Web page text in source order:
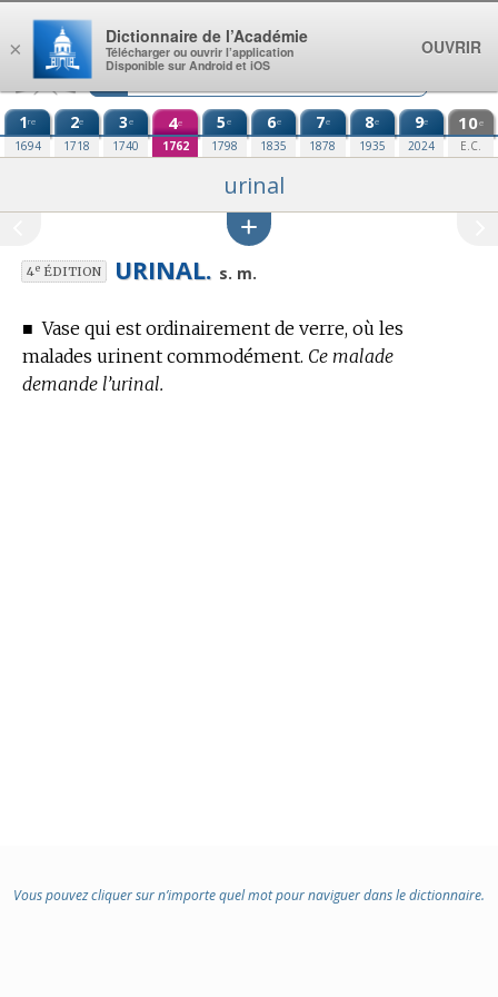
Aller au contenu
1re
1694
2e
1718
3e
1740
4e
1762
5e
1798
6e
1835
7e
1878
8e
1935
9e
2024
10e
E.C.
urinal
4eÉDITION URINAL. s. m.
■Vase qui est ordinairement de verre, où les
malades urinent commodément. Ce malade
demande l’urinal.
Vous pouvez cliquer sur n’importe quel mot pour naviguer dans le dictionnaire.
×
Dictionnaire de l’Académie
Télécharger ou ouvrir l’application
Disponible sur Android et iOS
OUVRIR